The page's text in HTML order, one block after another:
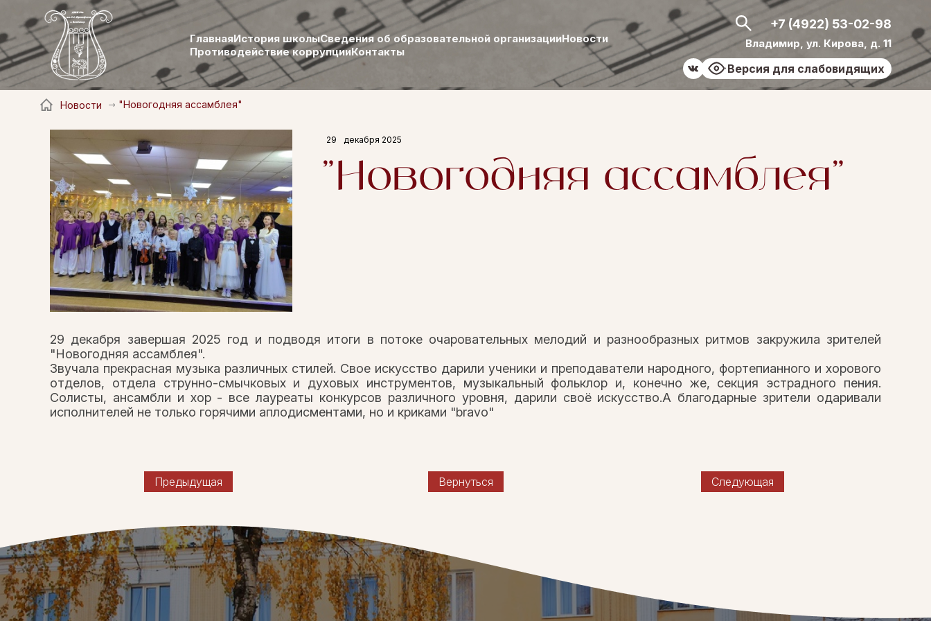
ГлавнаяИстория школыСведения об образовательной организацииНовости
Противодействие коррупцииКонтакты
Версия для слабовидящих
+7 (4922) 53-02-98
Владимир, ул. Кирова, д. 11
Новости "Новогодняя ассамблея"
29 декабря 2025
"Новогодняя ассамблея"
29 декабря завершая 2025 год и подводя итоги в потоке очаровательных мелодий и разнообразных ритмов закружила зрителей
"Новогодняя ассамблея".
Звучала прекрасная музыка различных стилей. Свое искусство дарили ученики и преподаватели народного, фортепианного и хорового
отделов, отдела струнно-смычковых и духовых инструментов, музыкальный фольклор и, конечно же, секция эстрадного пения.
Солисты, ансамбли и хор - все лауреаты конкурсов различного уровня, дарили своё искусство.А благодарные зрители одаривали
исполнителей не только горячими аплодисментами, но и криками "bravo"
Предыдущая Вернуться Следующая